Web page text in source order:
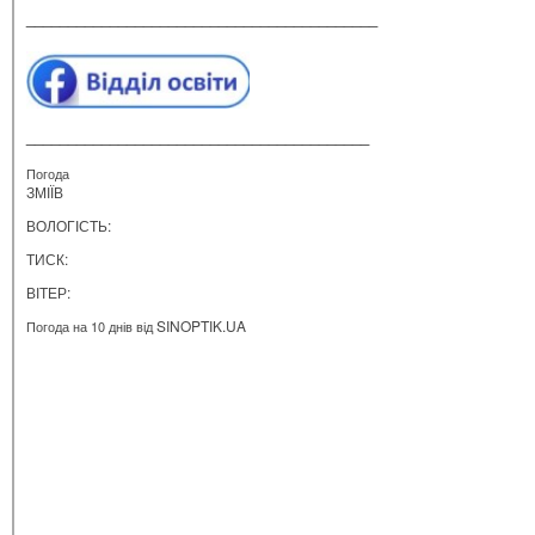
Погода
ЗМІЇВ
ВОЛОГІСТЬ:
ТИСК:
ВІТЕР:
Погода на 10 днів відSINOPTIK.UA